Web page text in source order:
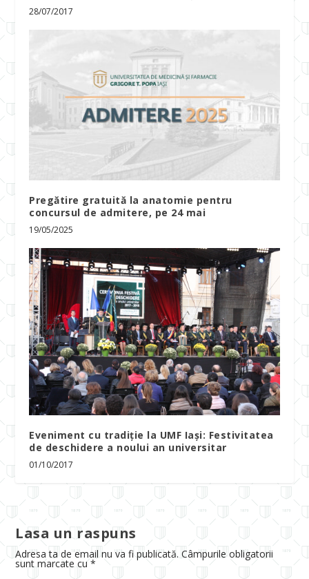
28/07/2017
Pregătire gratuită la anatomie pentru
concursul de admitere, pe 24 mai
19/05/2025
Eveniment cu tradiție la UMF Iași: Festivitatea
de deschidere a noului an universitar
01/10/2017
Lasa un raspuns
Adresa ta de email nu va fi publicată. Câmpurile obligatorii
sunt marcate cu*